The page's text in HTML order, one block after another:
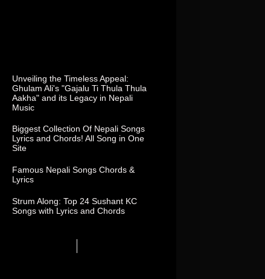
Unveiling the Timeless Appeal:
Ghulam Ali's "Gajalu Ti Thula Thula
Aakha" and its Legacy in Nepali
Music
Biggest Collection Of Nepali Songs
Lyrics and Chords! All Song in One
Site
Famous Nepali Songs Chords &
Lyrics
Strum Along: Top 24 Sushant KC
Songs with Lyrics and Chords